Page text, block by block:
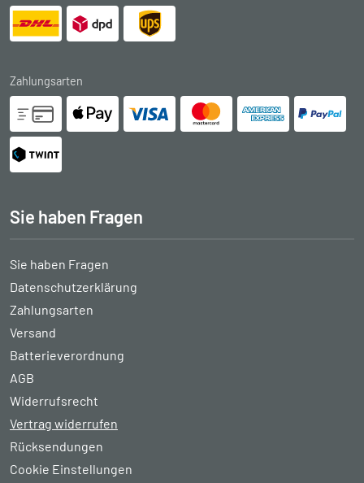
Zahlungsarten
Sie haben Fragen
Sie haben Fragen
Datenschutzerklärung
Zahlungsarten
Versand
Batterieverordnung
AGB
Widerrufsrecht
Vertrag widerrufen
Rücksendungen
Cookie Einstellungen